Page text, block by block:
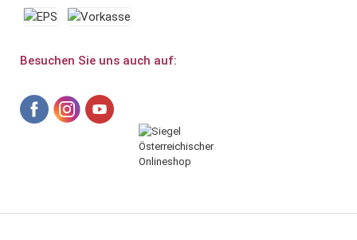
Besuchen Sie uns auch auf: